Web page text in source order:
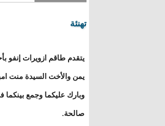
تهنئة
يتقدم طاقم ازويرات إنفو
يمن والأخت السيدة منت
وبارك عليكما وجمع
صالحة.